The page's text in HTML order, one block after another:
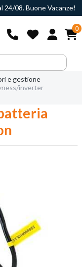
24/08. Buone Vacanze!
0
e gestione
inverter